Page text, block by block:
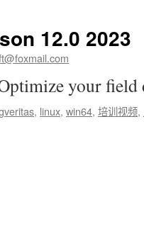
12.0 2023
your
, linux, win64, 培训视频,